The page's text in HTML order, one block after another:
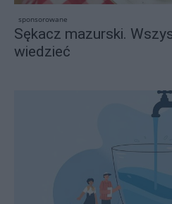
sponsorowane
Sękacz mazurski.
wiedzieć